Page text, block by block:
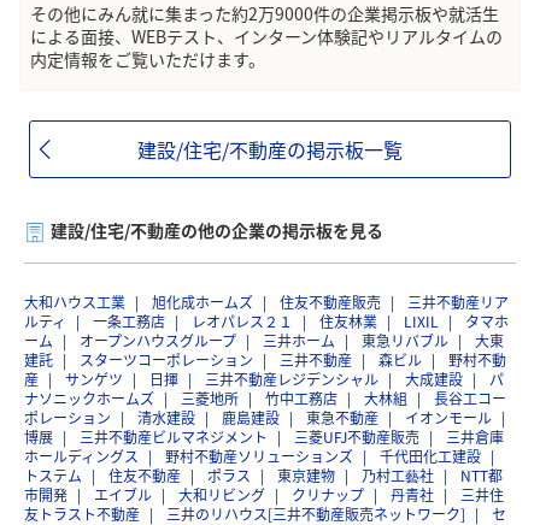
その他にみん就に集まった約2万9000件の企業掲示板や就活生
による面接、WEBテスト、インターン体験記やリアルタイムの
内定情報をご覧いただけます。
建設/住宅/不動産の掲示板一覧
建設/住宅/不動産の他の企業の掲示板を見る
大和ハウス工業 旭化成ホームズ 住友不動産販売
三井不動産リア
ルティ
一条工務店 レオパレス２１ 住友林業 LIXIL
タマホ
ーム
オープンハウスグループ 三井ホーム 東急リバブル
大東
建託
スターツコーポレーション 三井不動産 森ビル
野村不動
産
サンゲツ 日揮 三井不動産レジデンシャル 大成建設
パ
ナソニックホームズ
三菱地所 竹中工務店 大林組
長谷工コー
ポレーション
清水建設 鹿島建設 東急不動産
イオンモール
博展
三井不動産ビルマネジメント 三菱UFJ不動産販売
三井倉庫
ホールディングス
野村不動産ソリューションズ
千代田化工建設
トステム
住友不動産 ポラス 東京建物 乃村工藝社
NTT都
市開発
エイブル 大和リビング クリナップ 丹青社
三井住
友トラスト不動産
三井のリハウス[三井不動産販売ネットワーク]
セ